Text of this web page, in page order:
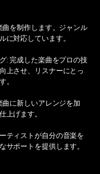
を制作します。ジャンル
に対応しています。
: 完成した楽曲をプロの技
上させ、リスナーにとっ
。
に新しいアレンジを加
上げます。
ティストが自分の音楽を
サポートを提供します。